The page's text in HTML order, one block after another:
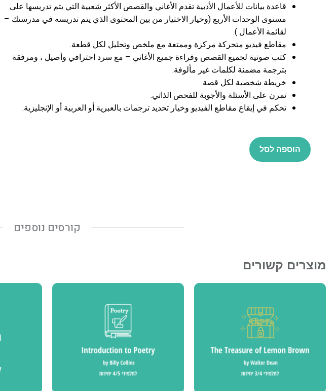
قاعدة بيانات للأعمال الأدبية تقدم الأغاني والقصص الأكثر شعبية التي يتم تدريسها على
مستوى الوحدات الأربع (وخيار الاختيار من بين المحتوى الذي يتم تدريسه في مدرستك –
لقائمة الأعمال ).
مقاطع فيديو متحركة مركزة وممتعة مع ملخص وتحليل لكل قطعة.
كتب صوتية لجميع القصص وقراءة جميع الأغاني – مع سرد احترافي وأصيل ، ومرفقة
بترجمة مضمنة لكلمات غير مألوفة.
خريطة شخصية لكل قصة.
تمرن على الأسئلة والأجوبة للفحص الذاتي.
تحكم في إيقاع مقاطع الفيديو وخيار تحديد ترجمات بالعبرية أو العربية أو الإنجليزية.
הוספה לסל
קורסים נוספים
מוצרים קשורים